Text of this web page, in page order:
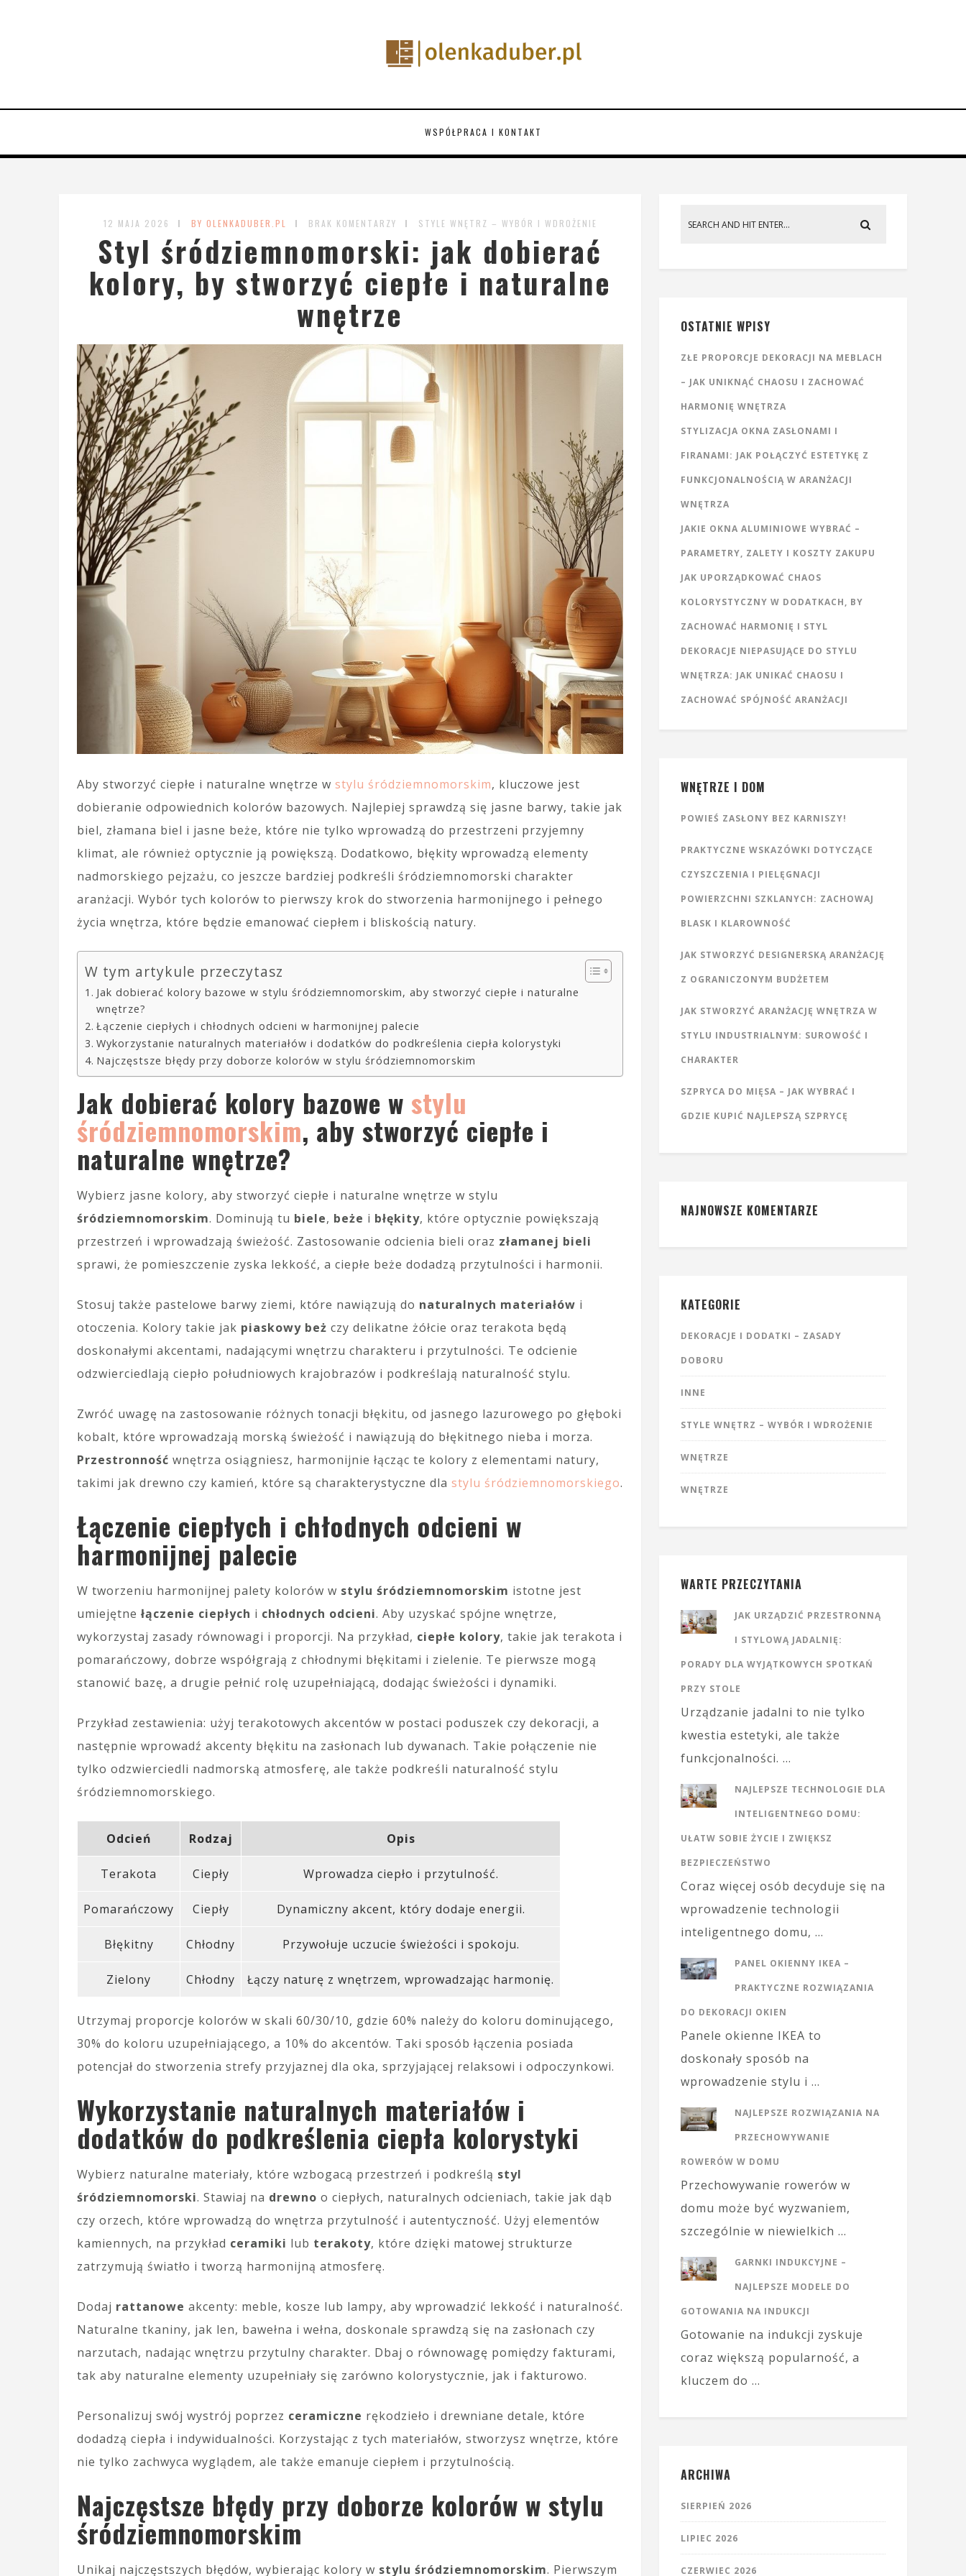
WSPÓŁPRACA I KONTAKT
12 MAJA 2026 BY OLENKADUBER.PL BRAK KOMENTARZY STYLE WNĘTRZ – WYBÓR I WDROŻENIE
Styl śródziemnomorski: jak dobierać
kolory, by stworzyć ciepłe i naturalne
wnętrze
Aby stworzyć ciepłe i naturalne wnętrze w stylu śródziemnomorskim, kluczowe jest
dobieranie odpowiednich kolorów bazowych. Najlepiej sprawdzą się jasne barwy, takie jak
biel, złamana biel i jasne beże, które nie tylko wprowadzą do przestrzeni przyjemny
klimat, ale również optycznie ją powiększą. Dodatkowo, błękity wprowadzą elementy
nadmorskiego pejzażu, co jeszcze bardziej podkreśli śródziemnomorski charakter
aranżacji. Wybór tych kolorów to pierwszy krok do stworzenia harmonijnego i pełnego
życia wnętrza, które będzie emanować ciepłem i bliskością natury.
W tym artykule przeczytasz
Jak dobierać kolory bazowe w stylu śródziemnomorskim, aby stworzyć ciepłe i naturalne
wnętrze?
Łączenie ciepłych i chłodnych odcieni w harmonijnej palecie
Wykorzystanie naturalnych materiałów i dodatków do podkreślenia ciepła kolorystyki
Najczęstsze błędy przy doborze kolorów w stylu śródziemnomorskim
Jak dobierać kolory bazowe w stylu
śródziemnomorskim, aby stworzyć ciepłe i
naturalne wnętrze?
Wybierz jasne kolory, aby stworzyć ciepłe i naturalne wnętrze w stylu
śródziemnomorskim. Dominują tu biele, beże i błękity, które optycznie powiększają
przestrzeń i wprowadzają świeżość. Zastosowanie odcienia bieli oraz złamanej bieli
sprawi, że pomieszczenie zyska lekkość, a ciepłe beże dodadzą przytulności i harmonii.
Stosuj także pastelowe barwy ziemi, które nawiązują do naturalnych materiałów i
otoczenia. Kolory takie jak piaskowy beż czy delikatne żółcie oraz terakota będą
doskonałymi akcentami, nadającymi wnętrzu charakteru i przytulności. Te odcienie
odzwierciedlają ciepło południowych krajobrazów i podkreślają naturalność stylu.
Zwróć uwagę na zastosowanie różnych tonacji błękitu, od jasnego lazurowego po głęboki
kobalt, które wprowadzają morską świeżość i nawiązują do błękitnego nieba i morza.
Przestronność wnętrza osiągniesz, harmonijnie łącząc te kolory z elementami natury,
takimi jak drewno czy kamień, które są charakterystyczne dla stylu śródziemnomorskiego.
Łączenie ciepłych i chłodnych odcieni w
harmonijnej palecie
W tworzeniu harmonijnej palety kolorów w stylu śródziemnomorskim istotne jest
umiejętne łączenie ciepłych i chłodnych odcieni. Aby uzyskać spójne wnętrze,
wykorzystaj zasady równowagi i proporcji. Na przykład, ciepłe kolory, takie jak terakota i
pomarańczowy, dobrze współgrają z chłodnymi błękitami i zielenie. Te pierwsze mogą
stanowić bazę, a drugie pełnić rolę uzupełniającą, dodając świeżości i dynamiki.
Przykład zestawienia: użyj terakotowych akcentów w postaci poduszek czy dekoracji, a
następnie wprowadź akcenty błękitu na zasłonach lub dywanach. Takie połączenie nie
tylko odzwierciedli nadmorską atmosferę, ale także podkreśli naturalność stylu
śródziemnomorskiego.
Odcień Rodzaj Opis
Terakota Ciepły Wprowadza ciepło i przytulność.
Pomarańczowy Ciepły Dynamiczny akcent, który dodaje energii.
Błękitny Chłodny Przywołuje uczucie świeżości i spokoju.
Zielony Chłodny Łączy naturę z wnętrzem, wprowadzając harmonię.
Utrzymaj proporcje kolorów w skali 60/30/10, gdzie 60% należy do koloru dominującego,
30% do koloru uzupełniającego, a 10% do akcentów. Taki sposób łączenia posiada
potencjał do stworzenia strefy przyjaznej dla oka, sprzyjającej relaksowi i odpoczynkowi.
Wykorzystanie naturalnych materiałów i
dodatków do podkreślenia ciepła kolorystyki
Wybierz naturalne materiały, które wzbogacą przestrzeń i podkreślą styl
śródziemnomorski. Stawiaj na drewno o ciepłych, naturalnych odcieniach, takie jak dąb
czy orzech, które wprowadzą do wnętrza przytulność i autentyczność. Użyj elementów
kamiennych, na przykład ceramiki lub terakoty, które dzięki matowej strukturze
zatrzymują światło i tworzą harmonijną atmosferę.
Dodaj rattanowe akcenty: meble, kosze lub lampy, aby wprowadzić lekkość i naturalność.
Naturalne tkaniny, jak len, bawełna i wełna, doskonale sprawdzą się na zasłonach czy
narzutach, nadając wnętrzu przytulny charakter. Dbaj o równowagę pomiędzy fakturami,
tak aby naturalne elementy uzupełniały się zarówno kolorystycznie, jak i fakturowo.
Personalizuj swój wystrój poprzez ceramiczne rękodzieło i drewniane detale, które
dodadzą ciepła i indywidualności. Korzystając z tych materiałów, stworzysz wnętrze, które
nie tylko zachwyca wyglądem, ale także emanuje ciepłem i przytulnością.
Najczęstsze błędy przy doborze kolorów w stylu
śródziemnomorskim
Unikaj najczęstszych błędów, wybierając kolory w stylu śródziemnomorskim. Pierwszym
OSTATNIE WPISY
ZŁE PROPORCJE DEKORACJI NA MEBLACH
– JAK UNIKNĄĆ CHAOSU I ZACHOWAĆ
HARMONIĘ WNĘTRZA
STYLIZACJA OKNA ZASŁONAMI I
FIRANAMI: JAK POŁĄCZYĆ ESTETYKĘ Z
FUNKCJONALNOŚCIĄ W ARANŻACJI
WNĘTRZA
JAKIE OKNA ALUMINIOWE WYBRAĆ –
PARAMETRY, ZALETY I KOSZTY ZAKUPU
JAK UPORZĄDKOWAĆ CHAOS
KOLORYSTYCZNY W DODATKACH, BY
ZACHOWAĆ HARMONIĘ I STYL
DEKORACJE NIEPASUJĄCE DO STYLU
WNĘTRZA: JAK UNIKAĆ CHAOSU I
ZACHOWAĆ SPÓJNOŚĆ ARANŻACJI
WNĘTRZE I DOM
POWIEŚ ZASŁONY BEZ KARNISZY!
PRAKTYCZNE WSKAZÓWKI DOTYCZĄCE
CZYSZCZENIA I PIELĘGNACJI
POWIERZCHNI SZKLANYCH: ZACHOWAJ
BLASK I KLAROWNOŚĆ
JAK STWORZYĆ DESIGNERSKĄ ARANŻACJĘ
Z OGRANICZONYM BUDŻETEM
JAK STWORZYĆ ARANŻACJĘ WNĘTRZA W
STYLU INDUSTRIALNYM: SUROWOŚĆ I
CHARAKTER
SZPRYCA DO MIĘSA – JAK WYBRAĆ I
GDZIE KUPIĆ NAJLEPSZĄ SZPRYCĘ
NAJNOWSZE KOMENTARZE
KATEGORIE
DEKORACJE I DODATKI – ZASADY
DOBORU
INNE
STYLE WNĘTRZ – WYBÓR I WDROŻENIE
WNĘTRZE
WNĘTRZE
WARTE PRZECZYTANIA
JAK URZĄDZIĆ PRZESTRONNĄ
I STYLOWĄ JADALNIĘ:
PORADY DLA WYJĄTKOWYCH SPOTKAŃ
PRZY STOLE
Urządzanie jadalni to nie tylko
kwestia estetyki, ale także
funkcjonalności. …
NAJLEPSZE TECHNOLOGIE DLA
INTELIGENTNEGO DOMU:
UŁATW SOBIE ŻYCIE I ZWIĘKSZ
BEZPIECZEŃSTWO
Coraz więcej osób decyduje się na
wprowadzenie technologii
inteligentnego domu, …
PANEL OKIENNY IKEA –
PRAKTYCZNE ROZWIĄZANIA
DO DEKORACJI OKIEN
Panele okienne IKEA to
doskonały sposób na
wprowadzenie stylu i …
NAJLEPSZE ROZWIĄZANIA NA
PRZECHOWYWANIE
ROWERÓW W DOMU
Przechowywanie rowerów w
domu może być wyzwaniem,
szczególnie w niewielkich …
GARNKI INDUKCYJNE –
NAJLEPSZE MODELE DO
GOTOWANIA NA INDUKCJI
Gotowanie na indukcji zyskuje
coraz większą popularność, a
kluczem do …
ARCHIWA
SIERPIEŃ 2026
LIPIEC 2026
CZERWIEC 2026